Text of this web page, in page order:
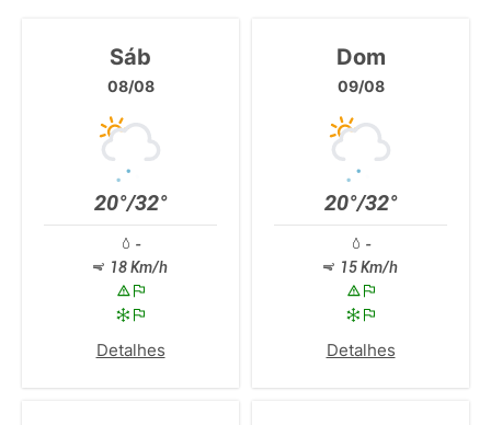
Sáb
08/08
20°/32°
-
18 Km/h
Detalhes
Dom
09/08
20°/32°
-
15 Km/h
Detalhes